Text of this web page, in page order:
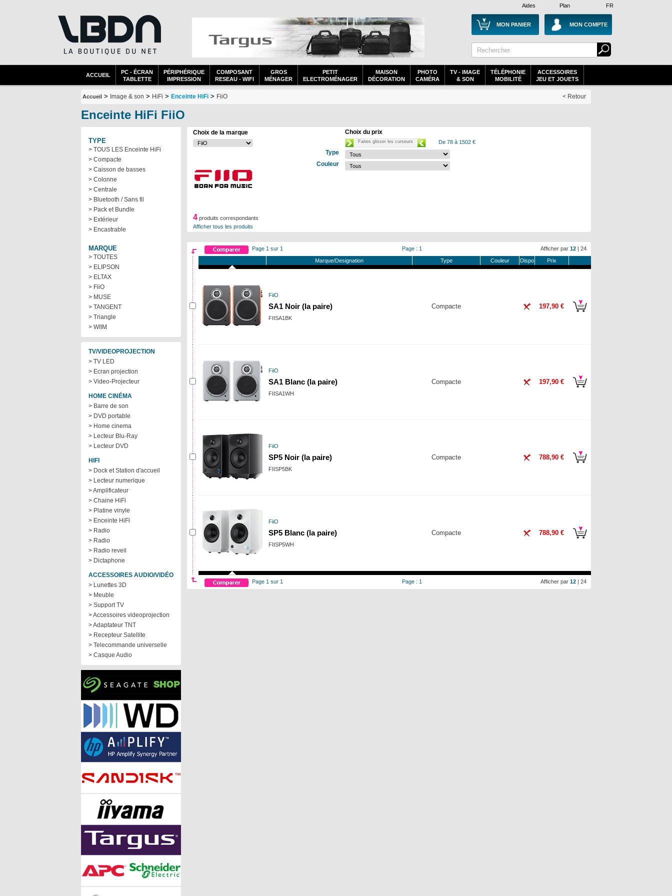
Plan
Aides FR
MON PANIER MON COMPTE
ACCUEIL
PC - ÉCRAN
TABLETTE
PÉRIPHÉRIQUE
IMPRESSION
COMPOSANT
RESEAU - WIFI
GROS
MÉNAGER
PETIT
ELECTROMÉNAGER
MAISON
DÉCORATION
PHOTO
CAMÉRA
TV - IMAGE
& SON
TÉLÉPHONIE
MOBILITÉ
ACCESSOIRES
JEU ET JOUETS
Accueil > Image & son > HiFi > Enceinte HiFi > FiiO < Retour
Enceinte HiFi FiiO
TYPE
> TOUS LES Enceinte HiFi
> Compacte
> Caisson de basses
> Colonne
> Centrale
> Bluetooth / Sans fil
> Pack et Bundle
> Extérieur
> Encastrable
MARQUE
> TOUTES
> ELIPSON
> ELTAX
> FiiO
> MUSE
> TANGENT
> Triangle
> WIIM
TV/VIDEOPROJECTION
> TV LED
> Ecran projection
> Video-Projecteur
HOME CINÉMA
> Barre de son
> DVD portable
> Home cinema
> Lecteur Blu-Ray
> Lecteur DVD
HIFI
> Dock et Station d'accueil
> Lecteur numerique
> Amplificateur
> Chaine HiFi
> Platine vinyle
> Enceinte HiFi
> Radio
> Radio
> Radio reveil
> Dictaphone
ACCESSOIRES AUDIO/VIDÉO
> Lunettes 3D
> Meuble
> Support TV
> Accessoires videoprojection
> Adaptateur TNT
> Recepteur Satellite
> Telecommande universelle
> Casque Audio
Choix de la marque Choix du prix
Faites glisser les curseurs De 78 à 1502 €
Type
Couleur
4 produits correspondants
Afficher tous les produits
Afficher par 12 | 24
Page 1 sur 1
Page : 1
Marque/Designation
Type Couleur Dispo Prix
FiiO
SA1 Noir (la paire)
FIISA1BK
Compacte 197,90 €
FiiO
SA1 Blanc (la paire)
FIISA1WH
Compacte 197,90 €
FiiO
SP5 Noir (la paire)
FIISP5BK
Compacte 788,90 €
FiiO
SP5 Blanc (la paire)
FIISP5WH
Compacte 788,90 €
Afficher par 12 | 24
Page 1 sur 1 Page : 1